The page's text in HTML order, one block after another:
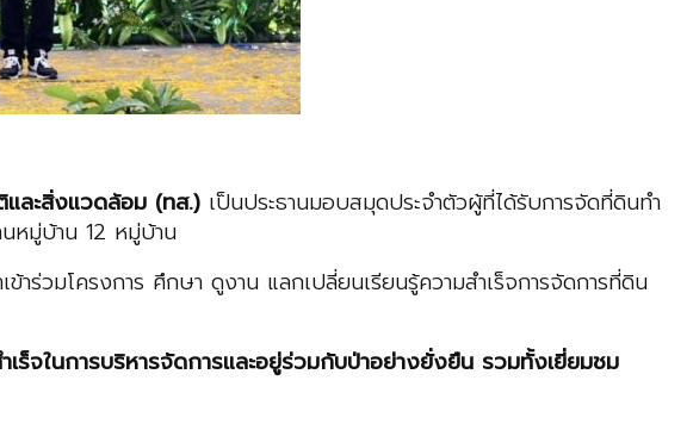
ละสิ่งแวดล้อม (ทส.) เป็นประธานมอบสมุดประจำตัวผู้ที่ได้รับการจัดที่ดิน​ทำ
หมู่บ้าน 12 หมู่บ้าน
วมโครงการ ศึกษา ดูงาน แลกเปลี่ยนเรียนรู้ความสำเร็จการจัดการที่ดิน
ร็จในการบริหารจัดการและอยู่ร่วมกับป่าอย่างยั่งยืน รวมทั้งเยี่ยมชม